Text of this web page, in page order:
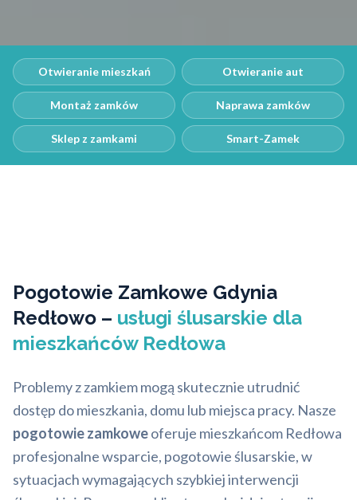
Otwieranie mieszkań Otwieranie aut
Montaż zamków Naprawa zamków
Sklep z zamkami Smart-Zamek
Pogotowie Zamkowe Gdynia
Redłowo – usługi ślusarskie dla
mieszkańców Redłowa
Problemy z zamkiem mogą skutecznie utrudnić
dostęp do mieszkania, domu lub miejsca pracy. Nasze
pogotowie zamkoweoferuje mieszkańcom Redłowa
profesjonalne wsparcie, pogotowie ślusarskie, w
sytuacjach wymagających szybkiej interwencji